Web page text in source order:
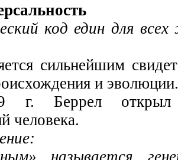
код един для
сильнейшим
и эволюции.
г. Беррел
человека.
называется